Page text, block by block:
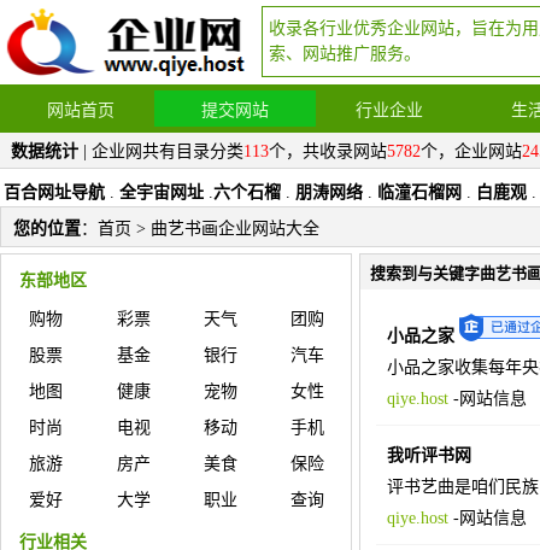
收录各行业优秀企业网站，旨在为
索、网站推广服务。
网站首页 提交网站 行业企业 生
数据统计 | 企业网共有目录分类113个，共收录网站5782个，企业网站
百合网址导航 . 全宇宙网址 .六个石榴 . 朋涛网络 . 临潼石榴网 . 白鹿观 .
您的位置： 首页 > 曲艺书画企业网站大全
东部地区
购物 彩票 天气
团购
股票
基金 银行
汽车
地图
健康 宠物
女性
时尚
电视 移动
手机
旅游
房产 美食
保险
爱好
大学 职业 查询
行业相关
搜索到与关键字曲艺书
小品之家
小品之家收集每年
qiye.host-网站信息
我听评书网
评书艺曲是咱们民
qiye.host-网站信息